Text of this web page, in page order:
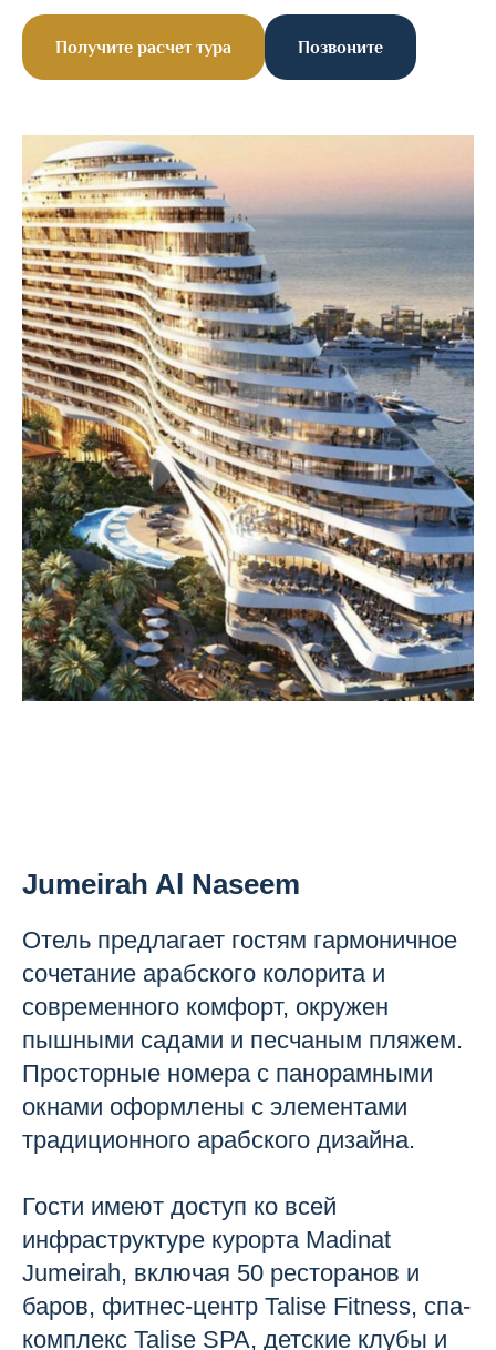
Получите расчет тура Позвоните
Jumeirah Al Naseem
Отель предлагает гостям гармоничное
сочетание арабского колорита и
современного комфорт, окружен
пышными садами и песчаным пляжем.
Просторные номера с панорамными
окнами оформлены с элементами
традиционного арабского дизайна.
Гости имеют доступ ко всей
инфраструктуре курорта Madinat
Jumeirah, включая 50 ресторанов и
баров, фитнес-центр Talise Fitness, спа-
комплекс Talise SPA, детские клубы и